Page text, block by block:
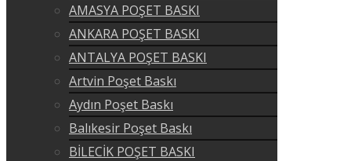
AMASYA POŞET BASKI
ANKARA POŞET BASKI
ANTALYA POŞET BASKI
Artvin Poşet Baskı
Aydın Poşet Baskı
Balıkesir Poşet Baskı
BİLECİK POŞET BASKI